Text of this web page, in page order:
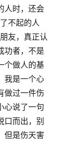
人时，还会
不起的人
友，真正认
功者，不是
个做人的基
我是一个心
做过一件伤
心说了一句
口而出，别
但是伤天害